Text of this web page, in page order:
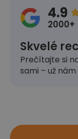
4.9
2000+
Skvelé
Prečítajte si
sami – už